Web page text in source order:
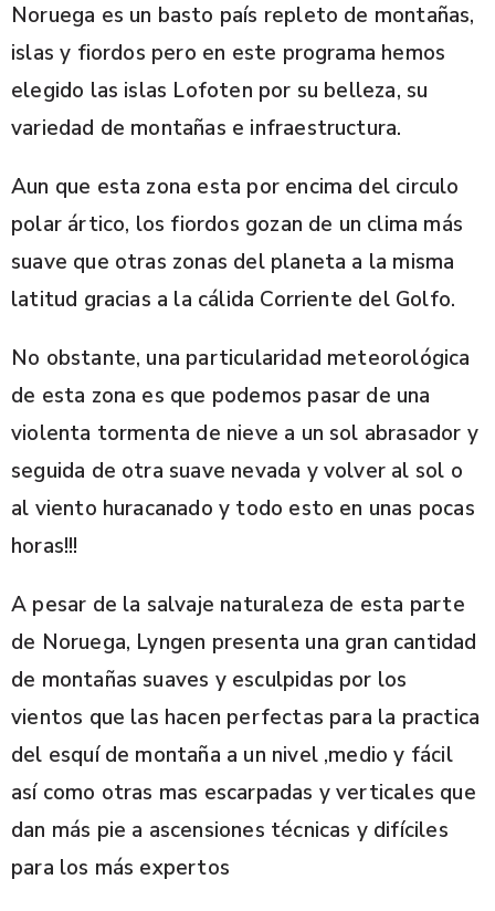
Noruega es un basto país repleto de montañas,
islas y fiordos pero en este programa hemos
elegido las islas Lofoten por su belleza, su
variedad de montañas e infraestructura.
Aun que esta zona esta por encima del circulo
polar ártico, los fiordos gozan de un clima más
suave que otras zonas del planeta a la misma
latitud gracias a la cálida Corriente del Golfo.
No obstante, una particularidad meteorológica
de esta zona es que podemos pasar de una
violenta tormenta de nieve a un sol abrasador y
seguida de otra suave nevada y volver al sol o
al viento huracanado y todo esto en unas pocas
horas!!!
A pesar de la salvaje naturaleza de esta parte
de Noruega, Lyngen presenta una gran cantidad
de montañas suaves y esculpidas por los
vientos que las hacen perfectas para la practica
del esquí de montaña a un nivel ,medio y fácil
así como otras mas escarpadas y verticales que
dan más pie a ascensiones técnicas y difíciles
para los más expertos